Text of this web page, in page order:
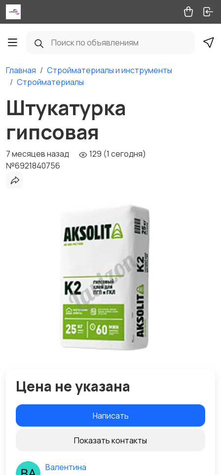
Главная
Стройматериалы и инструменты
Стройматериалы
Штукатурка
гипсовая
7 месяцев назад
129 (1 сегодня)
№6921840756
Цена не указана
Написать
Показать контакты
Валентина